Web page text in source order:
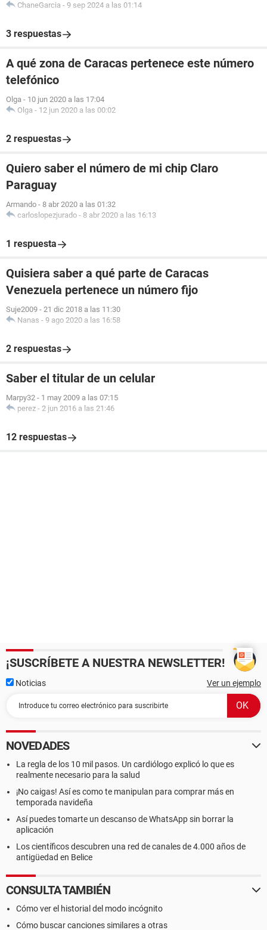
ChaneGarcia - 9 sep 2024 a las 01:14
3 respuestas
A qué zona de Caracas pertenece este número
telefónico
Olga - 10 jun 2020 a las 17:04
Olga - 12 jun 2020 a las 00:02
2 respuestas
Quiero saber el número de mi chip Claro
Paraguay
Armando - 8 abr 2020 a las 01:32
carloslopezjurado - 8 abr 2020 a las 16:13
1 respuesta
Quisiera saber a qué parte de Caracas
Venezuela pertenece un número fijo
Suje2009 - 21 dic 2018 a las 11:30
Nanas - 9 ago 2020 a las 16:58
2 respuestas
Saber el titular de un celular
Marpy32 - 1 may 2009 a las 07:15
perez - 2 jun 2016 a las 21:46
12 respuestas
¡SUSCRÍBETE A NUESTRA NEWSLETTER!
Noticias Ver un ejemplo
NOVEDADES
La regla de los 10 mil pasos. Un cardiólogo explicó lo que es
realmente necesario para la salud
¡No caigas! Así es como te manipulan para comprar más en
temporada navideña
Así puedes tomarte un descanso de WhatsApp sin borrar la
aplicación
Los científicos descubren una red de canales de 4.000 años de
antigüedad en Belice
CONSULTA TAMBIÉN
Cómo ver el historial del modo incógnito
Cómo buscar canciones similares a otras